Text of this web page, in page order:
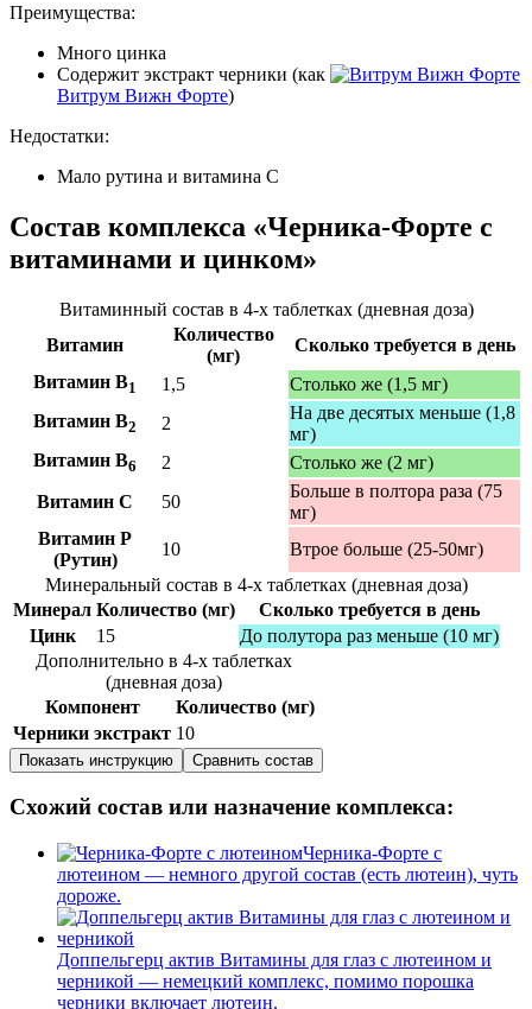
Преимущества:
Много цинка
Содержит экстракт черники (как
Витрум Вижн Форте)
Недостатки:
Мало рутина и витамина C
Состав комплекса «Черника-Форте с
витаминами и цинком»
Витаминный состав в 4-х таблетках (дневная доза)
Витамин
Количество
(мг)
Сколько требуется в день
Витамин B1 1,5
Столько же (1,5 мг)
Витамин B2 2
На две десятых меньше (1,8
мг)
Витамин B6 2
Столько же (2 мг)
Витамин C
50
Больше в полтора раза (75
мг)
Витамин P
(Рутин)
10
Втрое больше (25-50мг)
Минеральный состав в 4-х таблетках (дневная доза)
Минерал Количество (мг)
Сколько требуется в день
Цинк
15
До полутора раз меньше (10 мг)
Дополнительно в 4-х таблетках
(дневная доза)
Компонент
Количество (мг)
Черники экстракт 10
Показать инструкцию Сравнить состав
Схожий состав или назначение комплекса:
Черника-Форте с
лютеином — немного другой состав (есть лютеин), чуть
дороже.
Доппельгерц актив Витамины для глаз с лютеином и
черникой — немецкий комплекс, помимо порошка
черники включает лютеин.